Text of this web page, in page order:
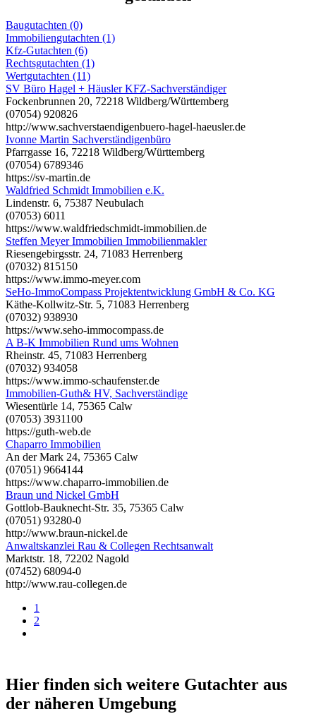
Baugutachten (0)
Immobiliengutachten (1)
Kfz-Gutachten (6)
Rechtsgutachten (1)
Wertgutachten (11)
SV Büro Hagel + Häusler KFZ-Sachverständiger
Fockenbrunnen 20, 72218 Wildberg/Württemberg
(07054) 920826
http://www.sachverstaendigenbuero-hagel-haeusler.de
Ivonne Martin Sachverständigenbüro
Pfarrgasse 16, 72218 Wildberg/Württemberg
(07054) 6789346
https://sv-martin.de
Waldfried Schmidt Immobilien e.K.
Lindenstr. 6, 75387 Neubulach
(07053) 6011
https://www.waldfriedschmidt-immobilien.de
Steffen Meyer Immobilien Immobilienmakler
Riesengebirgsstr. 24, 71083 Herrenberg
(07032) 815150
https://www.immo-meyer.com
SeHo-ImmoCompass Projektentwicklung GmbH & Co. KG
Käthe-Kollwitz-Str. 5, 71083 Herrenberg
(07032) 938930
https://www.seho-immocompass.de
A B-K Immobilien Rund ums Wohnen
Rheinstr. 45, 71083 Herrenberg
(07032) 934058
https://www.immo-schaufenster.de
Immobilien-Guth& HV, Sachverständige
Wiesentürle 14, 75365 Calw
(07053) 3931100
https://guth-web.de
Chaparro Immobilien
An der Mark 24, 75365 Calw
(07051) 9664144
https://www.chaparro-immobilien.de
Braun und Nickel GmbH
Gottlob-Bauknecht-Str. 35, 75365 Calw
(07051) 93280-0
http://www.braun-nickel.de
Anwaltskanzlei Rau & Collegen Rechtsanwalt
Marktstr. 18, 72202 Nagold
(07452) 68094-0
http://www.rau-collegen.de
1
2
Hier finden sich weitere Gutachter aus
der näheren Umgebung